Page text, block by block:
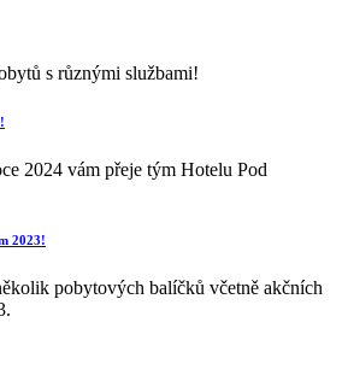
s různými službami!
2024 vám přeje tým Hotelu Pod
2023!
pobytových balíčků včetně akčních